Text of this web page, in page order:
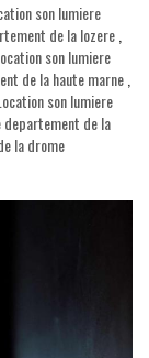
son lumiere
de la lozere,
son lumiere
de la haute marne,
son lumiere
departement de la
la drome